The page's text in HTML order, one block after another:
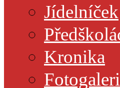
Jídelníček
Kronika